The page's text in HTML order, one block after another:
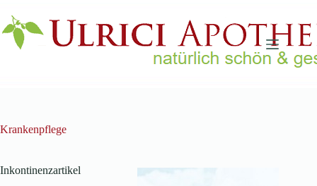
Inhalt
springen
Krankenpflege
Inkontinenzartikel